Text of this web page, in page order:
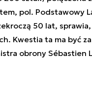
pol. Podstawowy
50 lat,
Kwestia ta ma być
obrony Sébastien